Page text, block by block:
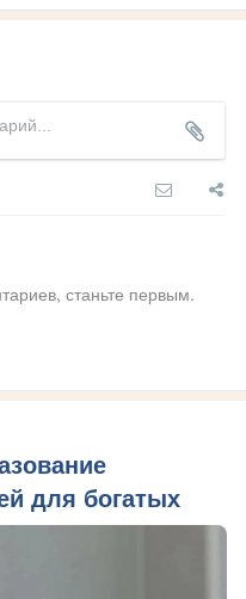
станьте первым.
для богатых